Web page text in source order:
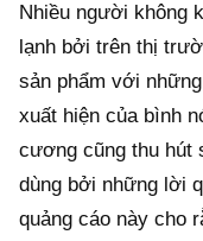
Nhiều người không
lạnh bởi trên thị
sản phẩm với
xuất hiện của bình
cương cũng thu hút
dùng bởi những lời
quảng cáo này cho